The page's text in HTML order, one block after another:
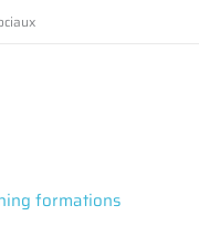
formations